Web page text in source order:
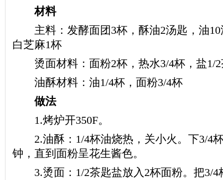
材料
主料：发酵面团3杯，酥油2汤匙，油10
白芝麻1杯
烫面材料：面粉2杯，热水3/4杯，盐1/2
油酥材料：油1/4杯，面粉3/4杯
做法
1.烤炉开350F。
2.油酥：1/4杯油烧热，关小火。下3/4
钟，直到面粉呈花生酱色。
3.烫面：1/2茶匙盐放入2杯面粉。把3/4